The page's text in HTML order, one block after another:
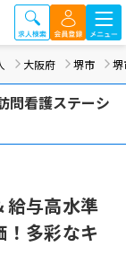
大阪府 堺市 堺
問看護ステーシ
給与高水準
多彩なキ